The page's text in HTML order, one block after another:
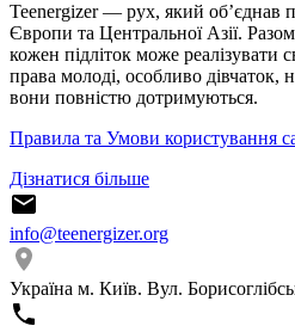
Teenergizer — рух, який об’єднав
Європи та Центральної Азії.
кожен підліток може реалізувати
права молоді, особливо
вони повністю дотримуються.
Правила та Умови користування
Дізнатися більше
info@teenergizer.org
Україна м. Київ. Вул.